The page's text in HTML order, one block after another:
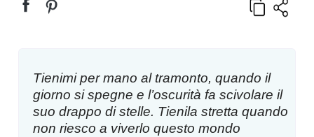
Tienimi per mano al tramonto, quando il
giorno si spegne e l’oscurità fa scivolare il
suo drappo di stelle. Tienila stretta quando
non riesco a viverlo questo mondo